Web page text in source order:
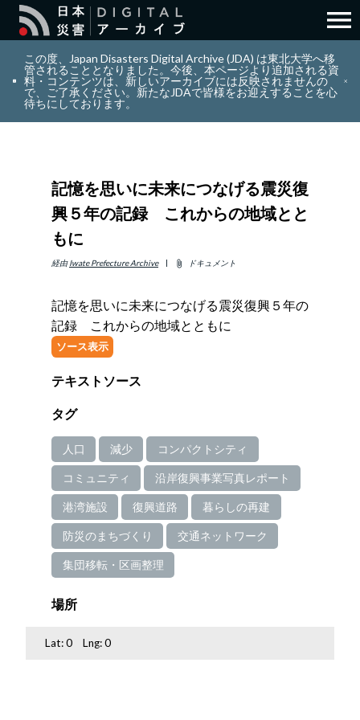
search 検索
layers コレクション
info_outline リソース
menu
この度、Japan Disasters Digital Archive (JDA) は東北大学へ移
管されることとなりました。今後、本ページより追加される資
料・コンテンツは、新しいアーカイブには反映されませんの
で、ご了承ください。新たなJDAで皆様をお迎えすることを心
待ちにしております。
記憶を思いに未来につなげる震災復
興５年の記録 これからの地域とと
もに
経由 Iwate Prefecture Archive attach_file ドキュメント
記憶を思いに未来につなげる震災復興５年の
記録 これからの地域とともに
ソース表示
テキストソース
タグ
人口 減少 コンパクトシティ
コミュニティ 沿岸復興事業写真レポート
港湾施設 復興道路 暮らしの再建
防災のまちづくり 交通ネットワーク
集団移転・区画整理
場所
Lat:0 Lng:0